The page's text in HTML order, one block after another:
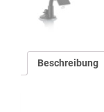
Beschreibung